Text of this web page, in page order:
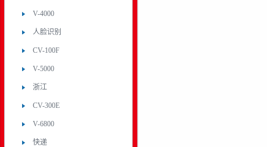
V-4000
人脸识别
CV-100F
V-5000
浙江
CV-300E
V-6800
快递